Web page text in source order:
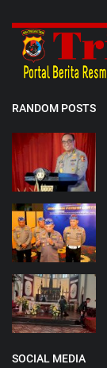
RANDOM POSTS
SOCIAL MEDIA